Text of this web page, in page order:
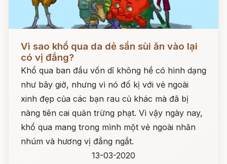
Vì sao khổ qua da dẻ sần sùi ăn vào lại
có vị đắng?
Khổ qua ban đầu vốn dĩ không hề có hình dạng
như bây giờ, nhưng vì nó đố kị với vẻ ngoài
xinh đẹp của các bạn rau củ khác mà đã bị
nàng tiên cai quản trừng phạt. Vì vậy ngày nay,
khổ qua mang trong mình một vẻ ngoài nhăn
nhúm và hương vị đắng ngắt.
13-03-2020